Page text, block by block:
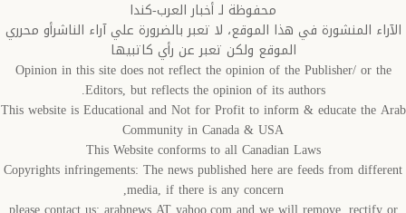
محفوظة لـ أخبار العرب-كندا
الآراء المنشورة في هذا الموقع، لا تعبر بالضرورة علي آراء الناشرأو محرري
الموقع ولكن تعبر عن رأي كاتبيها
Opinion in this site does not reflect the opinion of the Publisher/ or the
Editors, but reflects the opinion of its authors.
This website is Educational and Not for Profit to inform & educate the Arab
Community in Canada & USA
This Website conforms to all Canadian Laws
Copyrights infringements: The news published here are feeds from different
media, if there is any concern,